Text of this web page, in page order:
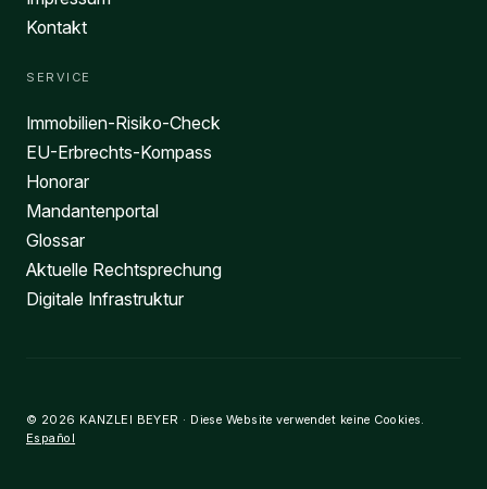
Kontakt
SERVICE
Immobilien-Risiko-Check
EU-Erbrechts-Kompass
Honorar
Mandantenportal
Glossar
Aktuelle Rechtsprechung
Digitale Infrastruktur
© 2026 KANZLEI BEYER · Diese Website verwendet keine Cookies.
Español